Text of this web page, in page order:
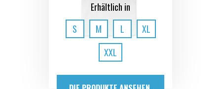
Erhältlich in
S
M L
XL
XXL